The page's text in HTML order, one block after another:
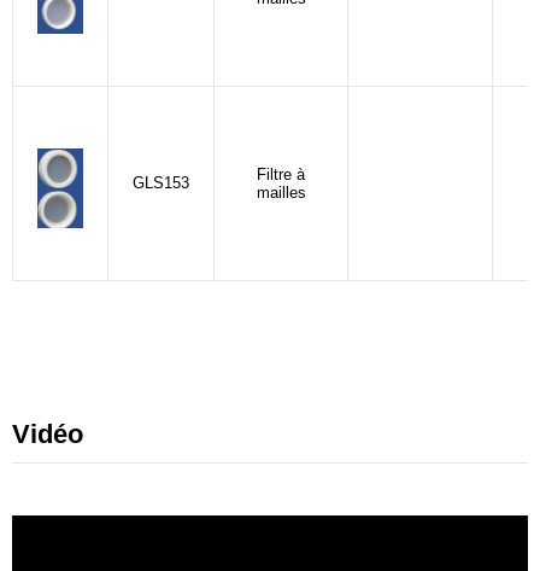
GLS153
Filtre à
mailles
Vidéo